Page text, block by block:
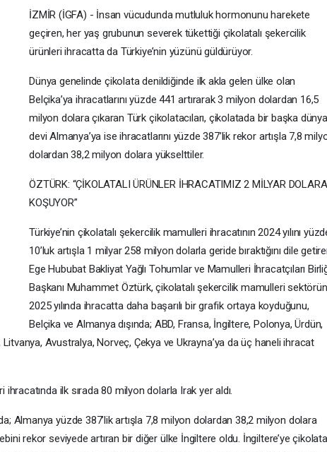
İZMİR (İGFA) - İnsan vücudunda mutluluk hormonunu harekete
geçiren, her yaş grubunun severek tükettiği çikolatalı şekercilik
ürünleri ihracatta da Türkiye’nin yüzünü güldürüyor.
Dünya genelinde çikolata denildiğinde ilk akla gelen ülke olan
Belçika’ya ihracatlarını yüzde 441 artırarak 3 milyon dolardan 16,5
milyon dolara çıkaran Türk çikolatacıları, çikolatada bir başka dünya
devi Almanya’ya ise ihracatlarını yüzde 387’lik rekor artışla 7,8
dolardan 38,2 milyon dolara yükselttiler.
ÖZTÜRK: “ÇİKOLATALI ÜRÜNLER İHRACATIMIZ 2 MİLYAR DOLARA
KOŞUYOR”
Türkiye’nin çikolatalı şekercilik mamulleri ihracatının 2024 yılını
10’luk artışla 1 milyar 258 milyon dolarla geride bıraktığını dile
Ege Hububat Bakliyat Yağlı Tohumlar ve Mamulleri İhracatçıları
Başkanı Muhammet Öztürk, çikolatalı şekercilik mamulleri
2025 yılında ihracatta daha başarılı bir grafik ortaya koyduğunu,
Belçika ve Almanya dışında; ABD, Fransa, İngiltere, Polonya, Ürdün,
Avustralya, Norveç, Çekya ve Ukrayna’ya da üç haneli ihracat
ihracatında ilk sırada 80 milyon dolarla Irak yer aldı.
Almanya yüzde 387’lik artışla 7,8 milyon dolardan 38,2 milyon dolara
rekor seviyede artıran bir diğer ülke İngiltere oldu. İngiltere’ye